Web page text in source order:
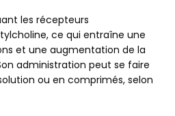
les récepteurs
ce qui entraîne une
et une augmentation de la
administration peut se faire
ou en comprimés, selon